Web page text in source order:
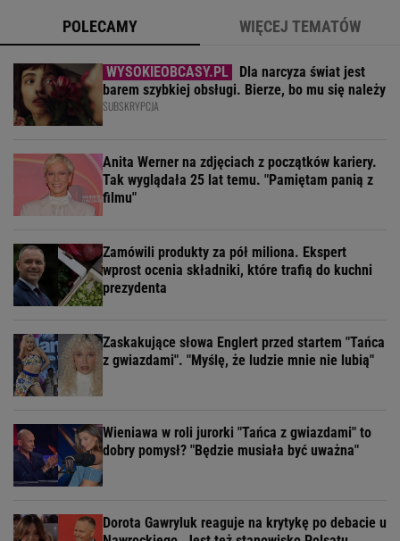
POLECAMY WIĘCEJ TEMATÓW
Dla narcyza świat jest
barem szybkiej obsługi. Bierze, bo mu się należy
SUBSKRYPCJA
Anita Werner na zdjęciach z początków kariery.
Tak wyglądała 25 lat temu. "Pamiętam panią z
filmu"
Zamówili produkty za pół miliona. Ekspert
wprost ocenia składniki, które trafią do kuchni
prezydenta
Zaskakujące słowa Englert przed startem "Tańca
z gwiazdami". "Myślę, że ludzie mnie nie lubią"
Wieniawa w roli jurorki "Tańca z gwiazdami" to
dobry pomysł? "Będzie musiała być uważna"
Dorota Gawryluk reaguje na krytykę po debacie u